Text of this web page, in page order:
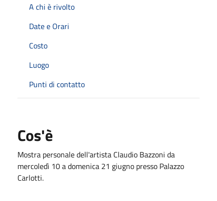
A chi è rivolto
Date e Orari
Costo
Luogo
Punti di contatto
Cos'è
Mostra personale dell'artista Claudio Bazzoni da
mercoledì 10 a domenica 21 giugno presso Palazzo
Carlotti.